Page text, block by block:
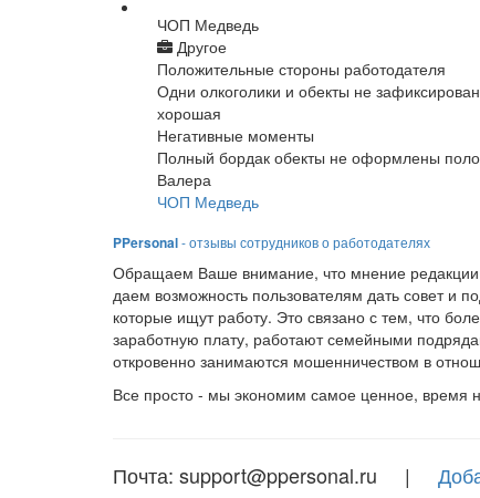
ЧОП Медведь
Другое
Положительные стороны работодателя
Одни олкоголики и обекты не
хорошая
Негативные моменты
Полный бордак обекты не оформлены
Валера
ЧОП Медведь
PPersonal- отзывы сотрудников о работодателях
Обращаем Ваше внимание, что мнение
даем возможность пользователям дать совет и
которые ищут работу. Это связано с тем, что
заработную плату, работают семейными
откровенно занимаются мошенничеством в
Все просто - мы экономим самое ценное, время
Почта: support@ppersonal.ru |